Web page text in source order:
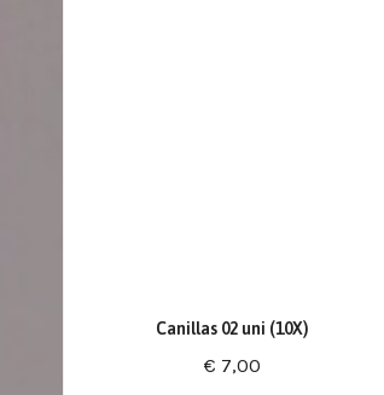
Canillas 02 uni (10X)
€ 7,00